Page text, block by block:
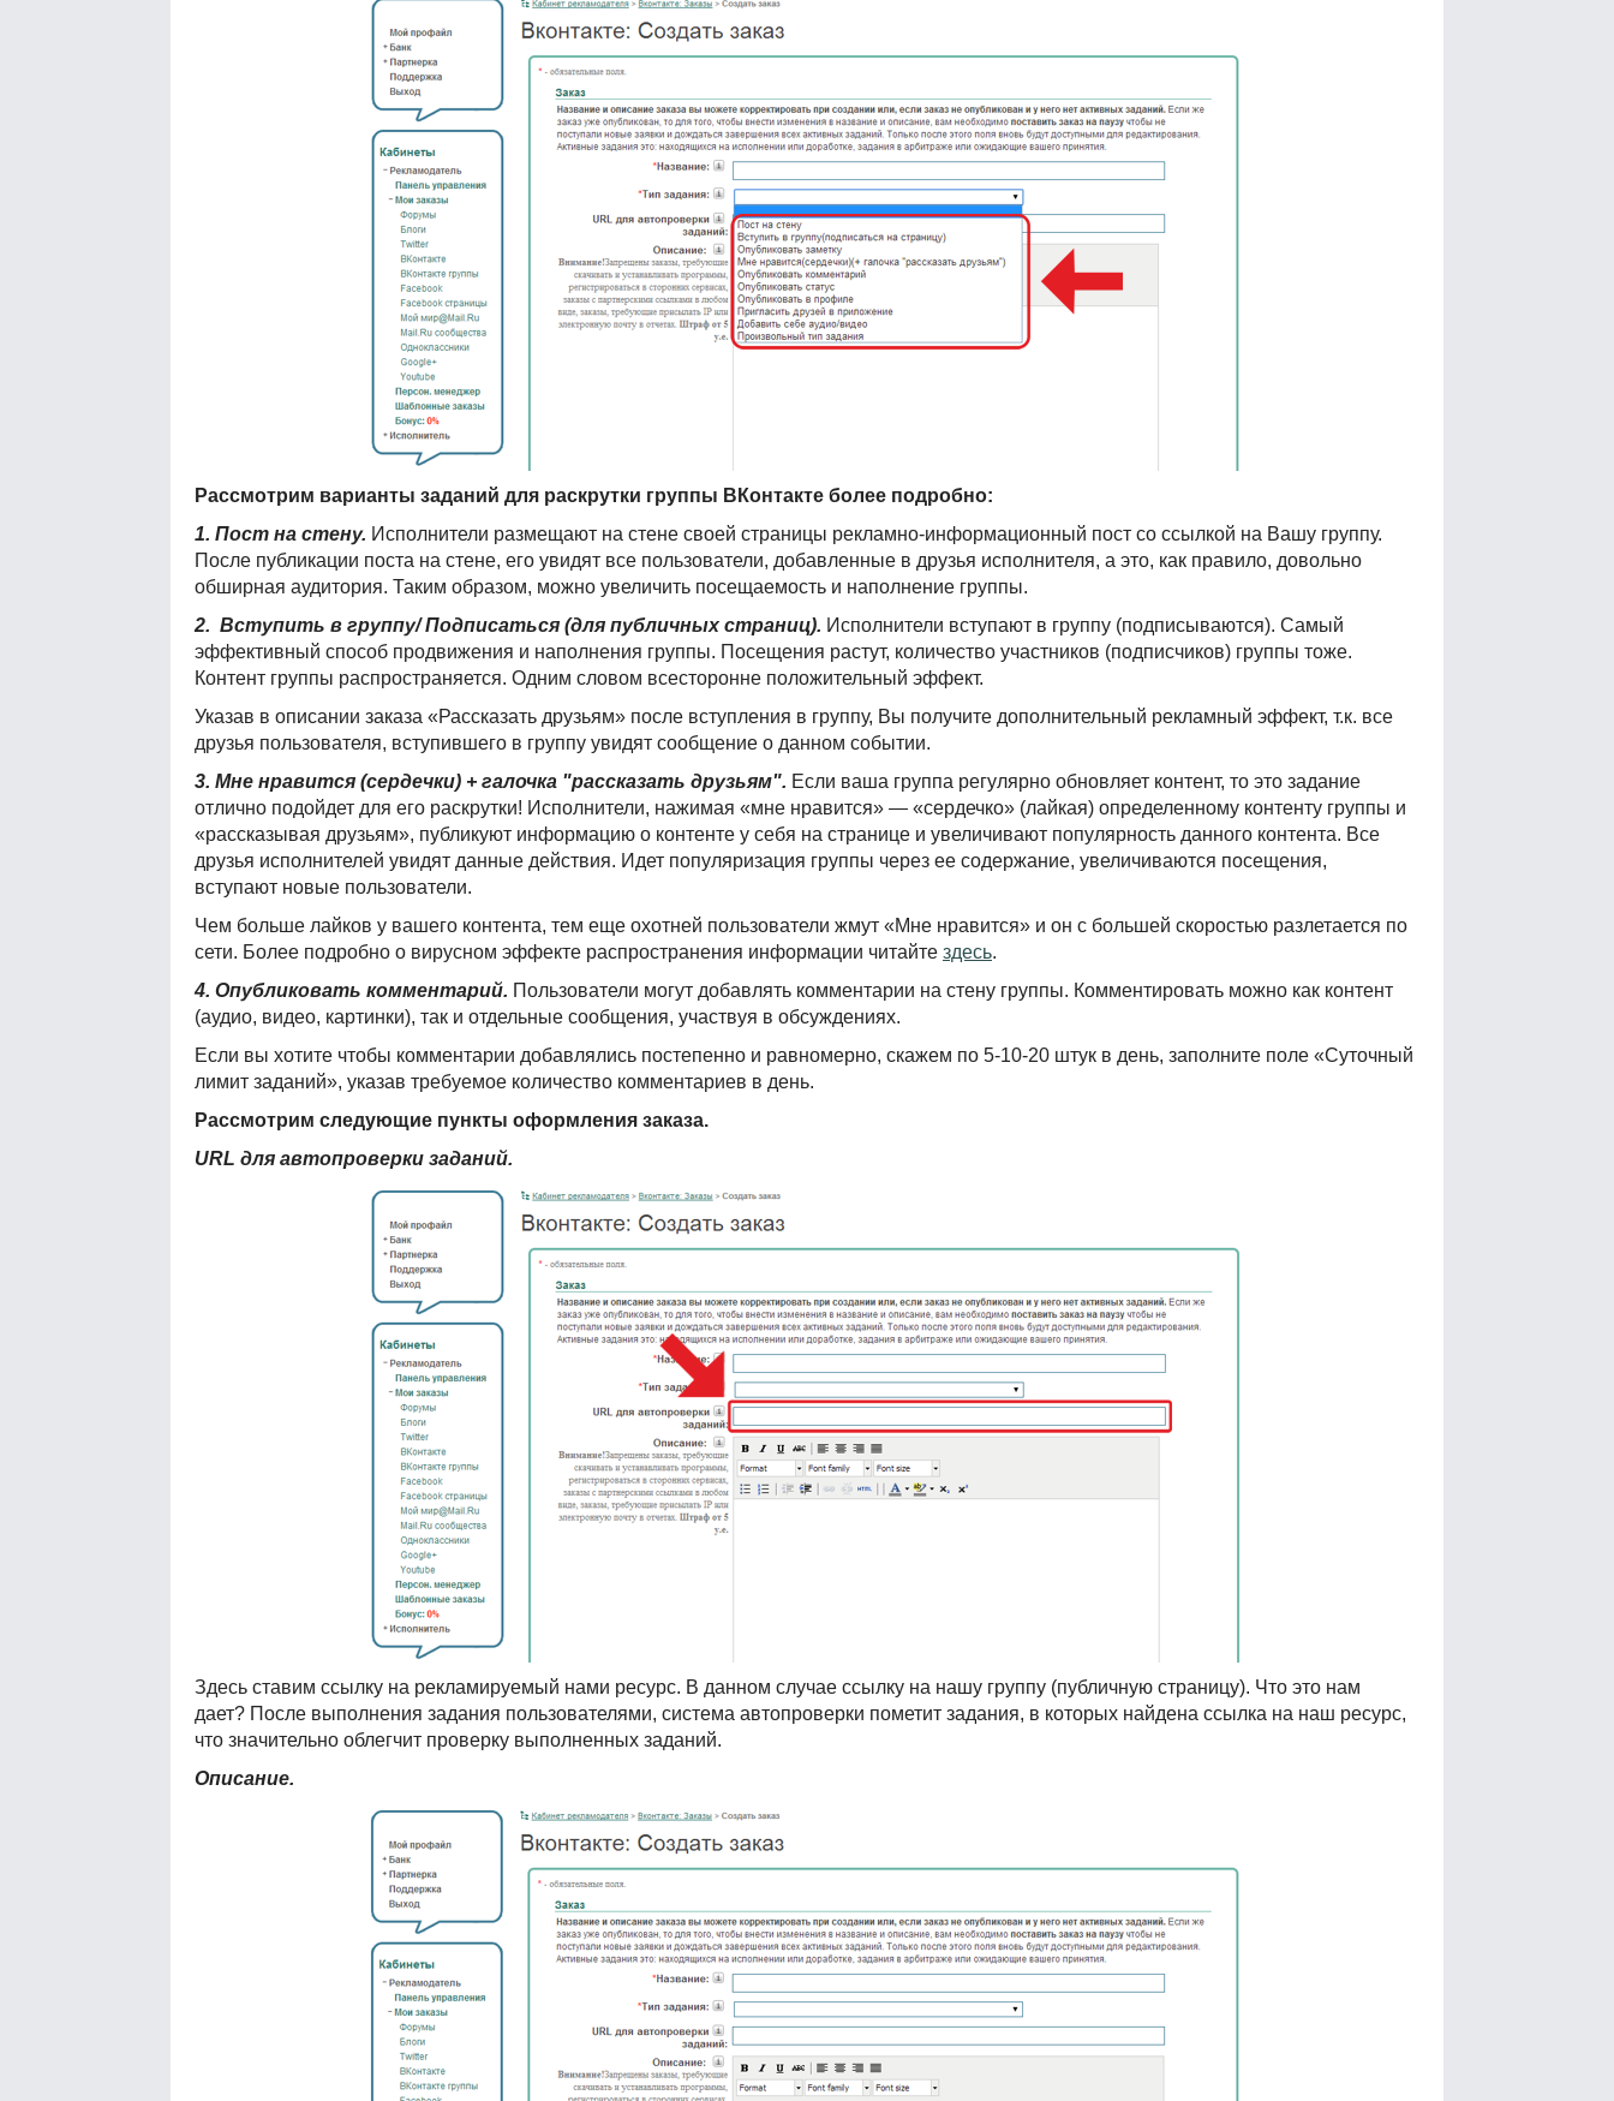
Рассмотрим варианты заданий для раскрутки группы ВКонтакте более подробно:
1. Пост на стену. Исполнители размещают на стене своей страницы рекламно-информационный пост со ссылкой на Вашу группу.
После публикации поста на стене, его увидят все пользователи, добавленные в друзья исполнителя, а это, как правило, довольно
обширная аудитория. Таким образом, можно увеличить посещаемость и наполнение группы.
2. Вступить в группу/ Подписаться (для публичных страниц). Исполнители вступают в группу (подписываются). Самый
эффективный способ продвижения и наполнения группы. Посещения растут, количество участников (подписчиков) группы тоже.
Контент группы распространяется. Одним словом всесторонне положительный эффект.
Указав в описании заказа «Рассказать друзьям» после вступления в группу, Вы получите дополнительный рекламный эффект, т.к. все
друзья пользователя, вступившего в группу увидят сообщение о данном событии.
3. Мне нравится (сердечки) + галочка "рассказать друзьям". Если ваша группа регулярно обновляет контент, то это задание
отлично подойдет для его раскрутки! Исполнители, нажимая «мне нравится» — «сердечко» (лайкая) определенному контенту группы и
«рассказывая друзьям», публикуют информацию о контенте у себя на странице и увеличивают популярность данного контента. Все
друзья исполнителей увидят данные действия. Идет популяризация группы через ее содержание, увеличиваются посещения,
вступают новые пользователи.
Чем больше лайков у вашего контента, тем еще охотней пользователи жмут «Мне нравится» и он с большей скоростью разлетается по
сети. Более подробно о вирусном эффекте распространения информации читайте здесь.
4. Опубликовать комментарий. Пользователи могут добавлять комментарии на стену группы. Комментировать можно как контент
(аудио, видео, картинки), так и отдельные сообщения, участвуя в обсуждениях.
Если вы хотите чтобы комментарии добавлялись постепенно и равномерно, скажем по 5-10-20 штук в день, заполните поле «Суточный
лимит заданий», указав требуемое количество комментариев в день.
Рассмотрим следующие пункты оформления заказа.
URL для автопроверки заданий.
Здесь ставим ссылку на рекламируемый нами ресурс. В данном случае ссылку на нашу группу (публичную страницу). Что это нам
дает? После выполнения задания пользователями, система автопроверки пометит задания, в которых найдена ссылка на наш ресурс,
что значительно облегчит проверку выполненных заданий.
Описание.